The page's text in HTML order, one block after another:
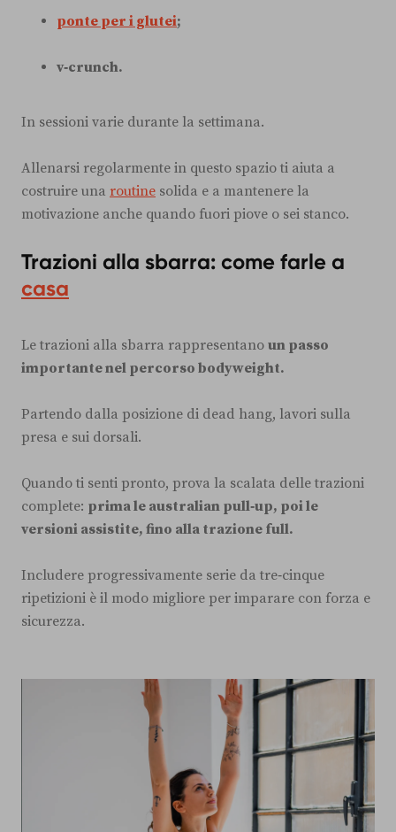
ponte per i glutei;
v‑crunch.
In sessioni varie durante la settimana.
Allenarsi regolarmente in questo spazio ti aiuta a
costruire una routine solida e a mantenere la
motivazione anche quando fuori piove o sei stanco.
Trazioni alla sbarra: come farle a
casa
Le trazioni alla sbarra rappresentano un passo
importante nel percorso bodyweight.
Partendo dalla posizione di dead hang, lavori sulla
presa e sui dorsali.
Quando ti senti pronto, prova la scalata delle trazioni
complete: prima le australian pull‑up, poi le
versioni assistite, fino alla trazione full.
Includere progressivamente serie da tre‑cinque
ripetizioni è il modo migliore per imparare con forza e
sicurezza.